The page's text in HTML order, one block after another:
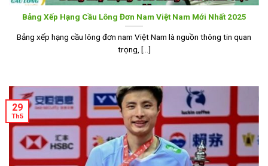
Bảng Xếp Hạng Cầu Lông Đơn Nam Việt Nam Mới Nhất 2025
Bảng xếp hạng cầu lông đơn nam Việt Nam là nguồn thông tin quan
trọng, [...]
29
Th5